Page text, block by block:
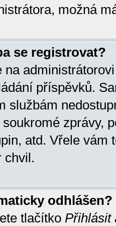
možná
se registrovat?
na
příspěvků.
službám
zprávy,
atd. Vřele vám
chvil.
odhlášen?
tlačítko Přihlásit